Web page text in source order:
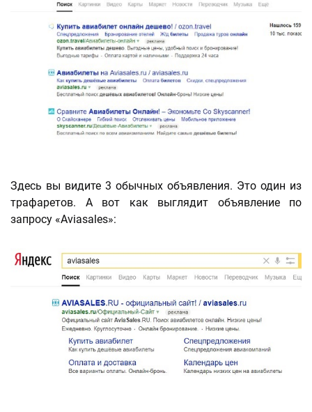
Здесь вы видите 3 обычных объявления. Это один из
трафаретов. А вот как выглядит объявление по
запросу «Aviasales»: